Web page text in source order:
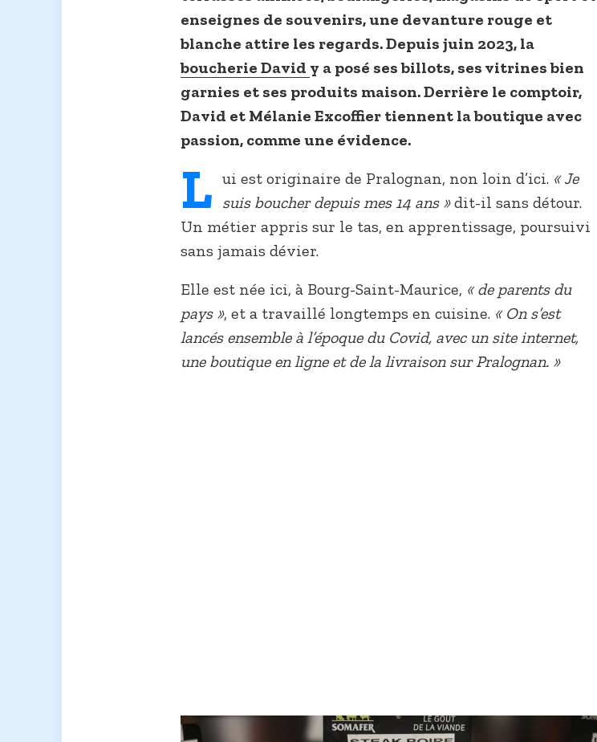
enseignes de souvenirs, une devanture rouge et
blanche attire les regards. Depuis juin 2023, la
boucherie David y a posé ses billots, ses vitrines bien
garnies et ses produits maison. Derrière le comptoir,
David et Mélanie Excoffier tiennent la boutique avec
passion, comme une évidence.
L ui est originaire de Pralognan, non loin d’ici. « Je
suis boucher depuis mes 14 ans »dit-il sans détour.
Un métier appris sur le tas, en apprentissage, poursuivi
sans jamais dévier.
Elle est née ici, à Bourg-Saint-Maurice, « de parents du
pays », et a travaillé longtemps en cuisine. « On s’est
lancés ensemble à l’époque du Covid, avec un site internet,
une boutique en ligne et de la livraison sur Pralognan. »